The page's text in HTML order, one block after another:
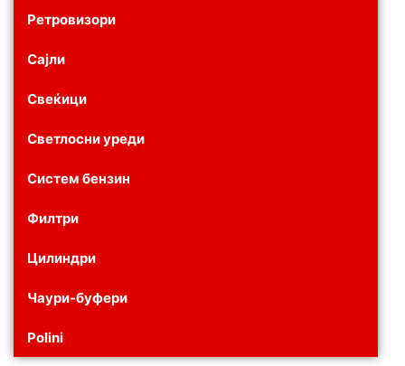
Ретровизори
Сајли
Свеќици
Светлосни уреди
Систем бензин
Филтри
Цилиндри
Чаури-буфери
Polini